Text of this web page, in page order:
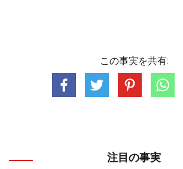
この事実を共有:
注目の事実